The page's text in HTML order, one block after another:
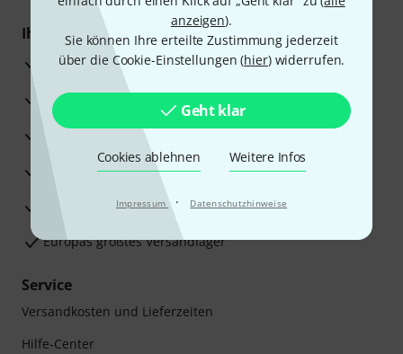
anzeigen).
Sie können Ihre erteilte Zustimmung jederzeit
über die Cookie-Einstellungen (hier) widerrufen.
Geht klar
Cookies ablehnen Weitere Infos
Impressum · Datenschutzhinweise
Ihre Vorteile
3 Jahre Thomann Garantie
30 Tage Money-Back-Garantie
Reparaturservice
Beratung durch Fachexperten
Zufriedenheitsgarantie
Europas größtes Versandlager
Service
Versandkosten und Lieferzeiten
Hilfe-Center